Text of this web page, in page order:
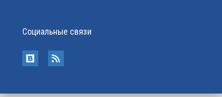
Социальные связи